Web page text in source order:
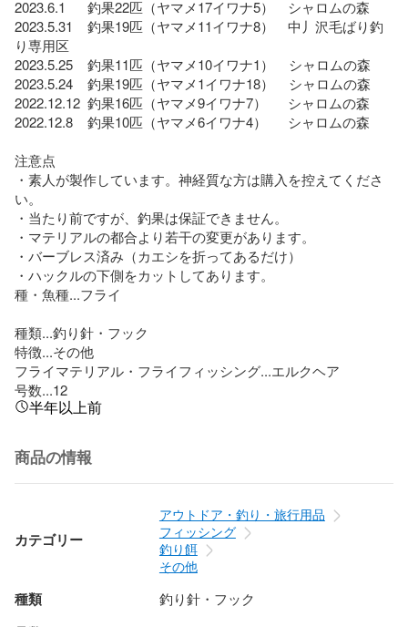
2023.6.1      釣果22匹（ヤマメ17イワナ5）　シャロムの森
2023.5.31    釣果19匹（ヤマメ11イワナ8）　中丿沢毛ばり釣
り専用区
2023.5.25    釣果11匹（ヤマメ10イワナ1）    シャロムの森
2023.5.24    釣果19匹（ヤマメ1イワナ18）    シャロムの森
2022.12.12  釣果16匹（ヤマメ9イワナ7）　  シャロムの森
2022.12.8    釣果10匹（ヤマメ6イワナ4）　  シャロムの森
注意点
・素人が製作しています。神経質な方は購入を控えてくださ
い。
・当たり前ですが、釣果は保証できません。
・マテリアルの都合より若干の変更があります。
・バーブレス済み（カエシを折ってあるだけ）
・ハックルの下側をカットしてあります。
種・魚種...フライ
種類...釣り針・フック
特徴...その他
フライマテリアル・フライフィッシング...エルクヘア
号数...12
半年以上前
商品の情報
カテゴリー
アウトドア・釣り・旅行用品
フィッシング
釣り餌
その他
種類 釣り針・フック